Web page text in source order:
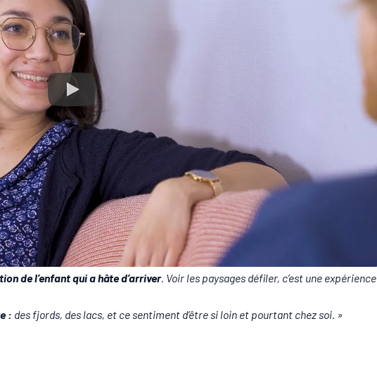
de l’enfant qui a hâte d’arriver. Voir les paysages défiler, c’est une expérience
: des fjords, des lacs, et ce sentiment d’être si loin et pourtant chez soi. »